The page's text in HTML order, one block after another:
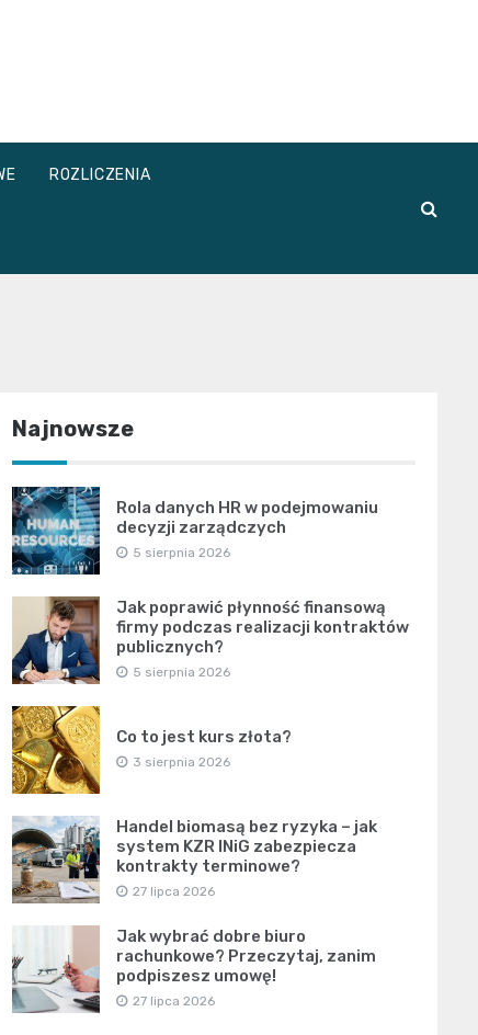
ROZLICZENIA
Najnowsze
Rola danych HR w podejmowaniu
decyzji zarządczych
5 sierpnia 2026
Jak poprawić płynność finansową
firmy podczas realizacji kontraktów
publicznych?
5 sierpnia 2026
Co to jest kurs złota?
3 sierpnia 2026
Handel biomasą bez ryzyka – jak
system KZR INiG zabezpiecza
kontrakty terminowe?
27 lipca 2026
Jak wybrać dobre biuro
rachunkowe? Przeczytaj, zanim
podpiszesz umowę!
27 lipca 2026